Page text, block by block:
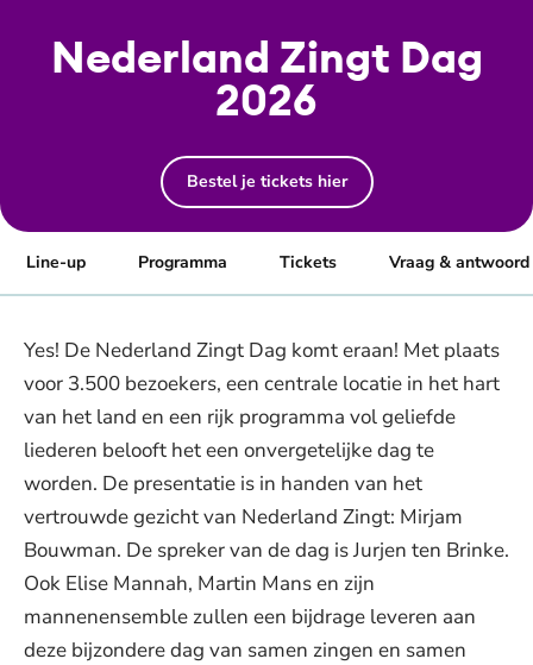
Nederland Zingt Dag
2026
Bestel je tickets hier
Line-up Programma Tickets Vraag & antwoord
Yes! De Nederland Zingt Dag komt eraan! Met plaats
voor 3.500 bezoekers, een centrale locatie in het hart
van het land en een rijk programma vol geliefde
liederen belooft het een onvergetelijke dag te
worden. De presentatie is in handen van het
vertrouwde gezicht van Nederland Zingt: Mirjam
Bouwman. De spreker van de dag is Jurjen ten Brinke.
Ook Elise Mannah, Martin Mans en zijn
mannenensemble zullen een bijdrage leveren aan
deze bijzondere dag van samen zingen en samen